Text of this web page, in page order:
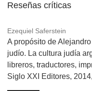
Reseñas críticas
Ezequiel Saferstein
A propósito de
judío. La cultura judía
libreros, traductores,
Siglo XXI Editores,